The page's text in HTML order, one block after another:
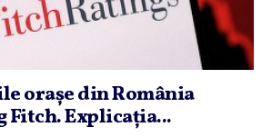
oraşe din România
Fitch. Explicaţia...